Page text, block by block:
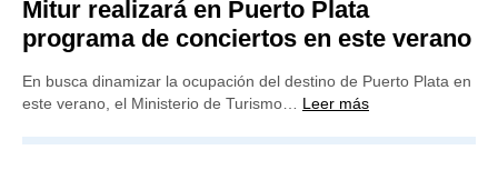
Mitur realizará en Puerto Plata
programa de conciertos en este verano
En busca dinamizar la ocupación del destino de Puerto Plata en
este verano, el Ministerio de Turismo… Leer más